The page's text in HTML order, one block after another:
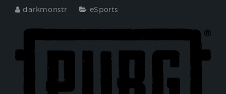
darkmonstr eSports